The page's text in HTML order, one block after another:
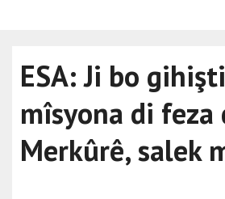
ESA: Ji bo
mîsyona di feza
Merkûrê, salek